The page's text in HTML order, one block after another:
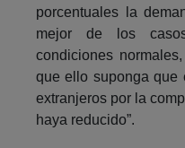
porcentuales la
mejor de los
condiciones
que ello suponga que
extranjeros por la
haya reducido”.